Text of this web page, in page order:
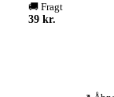
🚚 Fragt
39 kr.